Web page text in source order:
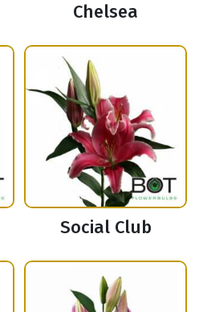
Chelsea
Social Club